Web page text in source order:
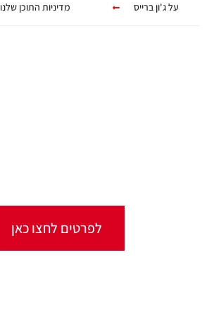
על ג'ון ברייס
מדיניות התוכן שלנו
לפרטים לחצו כאן